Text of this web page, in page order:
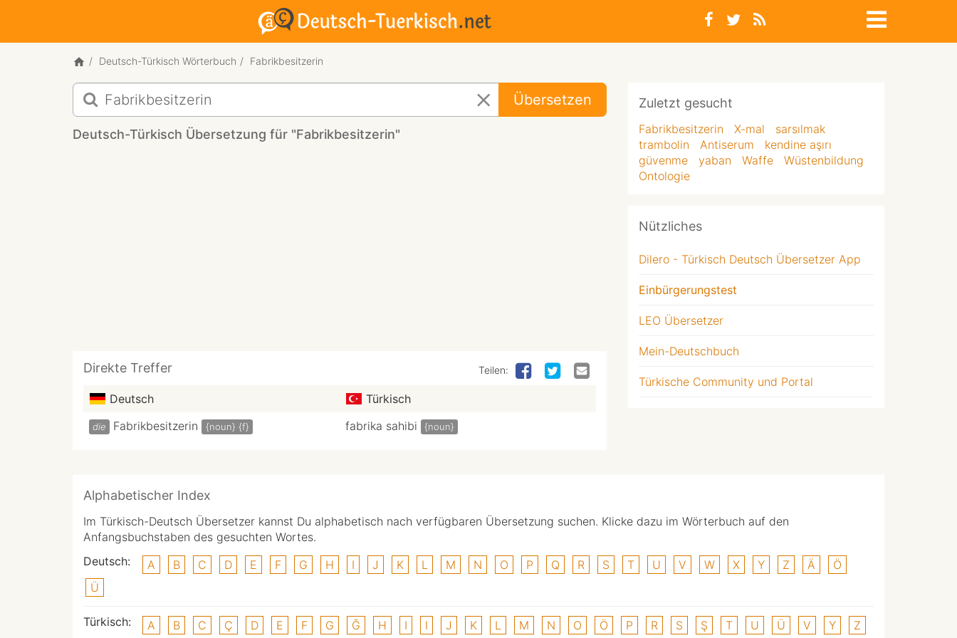
Deutsch-Türkisch Wörterbuch Fabrikbesitzerin
Deutsch-
Türkisch
Übersetzung
für
Übersetzen
Deutsch-Türkisch Übersetzung für "Fabrikbesitzerin"
Direkte Treffer Teilen:
Deutsch Türkisch
die Fabrikbesitzerin {noun} {f} fabrika sahibi {noun}
Zuletzt gesucht
Fabrikbesitzerin X-mal
sarsılmak
trambolin
Antiserum
kendine aşırı
güvenme
yaban Waffe
Wüstenbildung
Ontologie
Nützliches
Dilero - Türkisch Deutsch Übersetzer App
Einbürgerungstest
LEO Übersetzer
Mein-Deutschbuch
Türkische Community und Portal
Alphabetischer Index
Im Türkisch-Deutsch Übersetzer kannst Du alphabetisch nach verfügbaren Übersetzung suchen. Klicke dazu im Wörterbuch auf den
Anfangsbuchstaben des gesuchten Wortes.
Deutsch:
A B C D E F G H I J K L M N O P Q R S T U V W X Y Z Ä
Ö
Ü
Türkisch: A B C Ç D E F G Ğ H I I J K L M N O Ö P R S Ş T U Ü V Y Z